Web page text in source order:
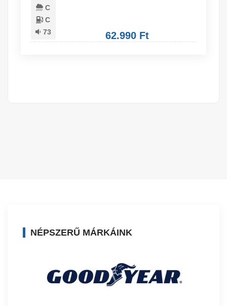
C
C
73
62.990 Ft
NÉPSZERŰ MÁRKÁINK